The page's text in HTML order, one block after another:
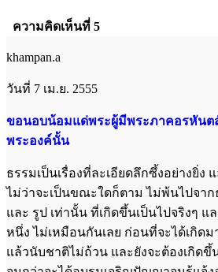
ความคิดเห็นที่ 5
khampan.a
วันที่ 7 เม.ย. 2555
ขอนอบน้อมแด่พระผู้มีพระภาคอรหันต
พระองค์นั้น
ธรรมเป็นเรื่องที่ละเอียดลึกซึ้งอย่างยิ่ง
ไม่ว่าจะเป็นขณะใดก็ตาม ไม่พ้นไปจาก
และ รูป เท่านั้น ที่เกิดขึ้นเป็นไปจริงๆ แ
หนึ่ง ไม่เหมือนกันเลย ก่อนที่จะได้เกิด
แล้วนับชาติไม่ถ้วน และยังจะต้องเกิด